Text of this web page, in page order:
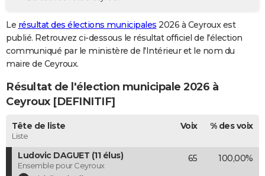
GUIDES D'ACHAT
BONS PLANS
CARTE DE VOEUX
Carte de Noël
Carte Bonne année
Carte Saint-Valentin
Carte Pâques
Carte d'anniversaire
DICTIONNAIRE
Dictionnaire
Biographies
Citations
Expressions
Proverbes
PROGRAMME TV
COPAINS D'AVANT
Le résultat des élections municipales 2026 à Ceyroux est
publié. Retrouvez ci-dessous le résultat officiel de l'élection
communiqué par le ministère de l'Intérieur et le nom du
maire de Ceyroux.
Résultat de l'élection municipale 2026 à
Ceyroux [DEFINITIF]
Tête de liste
Liste
Voix % des voix
Ludovic DAGUET (11 élus)
Ensemble pour Ceyroux
65 100,00%